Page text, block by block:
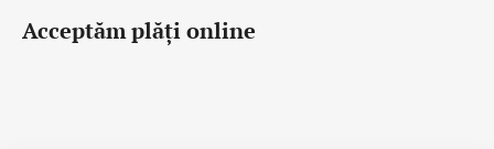
Acceptăm plăţi online